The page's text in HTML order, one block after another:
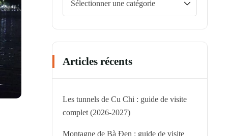
Articles récents
Les tunnels de Cu Chi : guide de visite
complet (2026-2027)
Montagne de Bà Đen : guide de visite